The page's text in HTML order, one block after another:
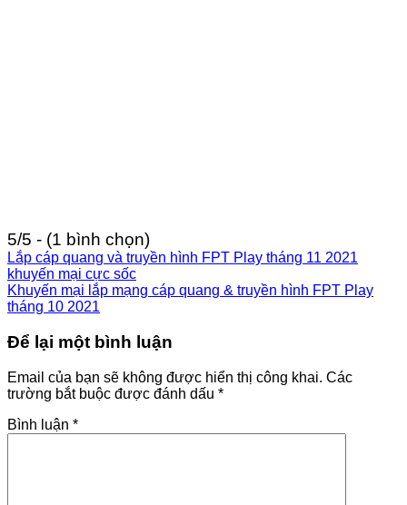
5/5 - (1 bình chọn)
Lắp cáp quang và truyền hình FPT Play tháng 11 2021
khuyến mại cực sốc
Khuyến mại lắp mạng cáp quang & truyền hình FPT Play
tháng 10 2021
Để lại một bình luận
Email của bạn sẽ không được hiển thị công khai. Các
trường bắt buộc được đánh dấu *
Bình luận *